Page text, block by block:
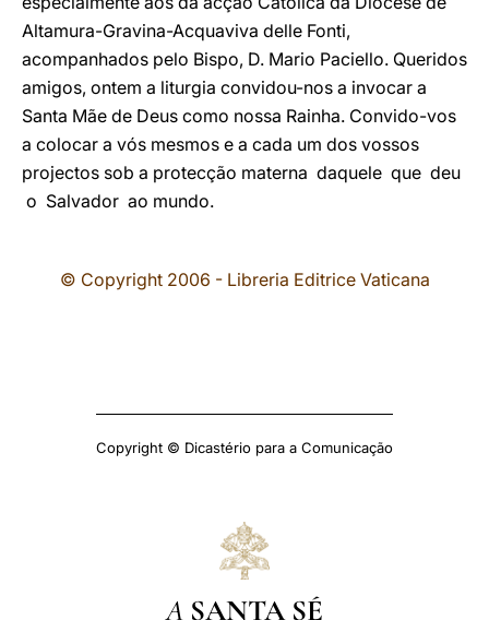
Altamura-Gravina-Acquaviva delle Fonti,
acompanhados pelo Bispo, D. Mario Paciello. Queridos
amigos, ontem a liturgia convidou-nos a invocar a
Santa Mãe de Deus como nossa Rainha. Convido-vos
a colocar a vós mesmos e a cada um dos vossos
projectos sob a protecção materna daquele que deu
o Salvador ao mundo.
© Copyright 2006 - Libreria Editrice Vaticana
Copyright © Dicastério para a Comunicação
A SANTA SÉ